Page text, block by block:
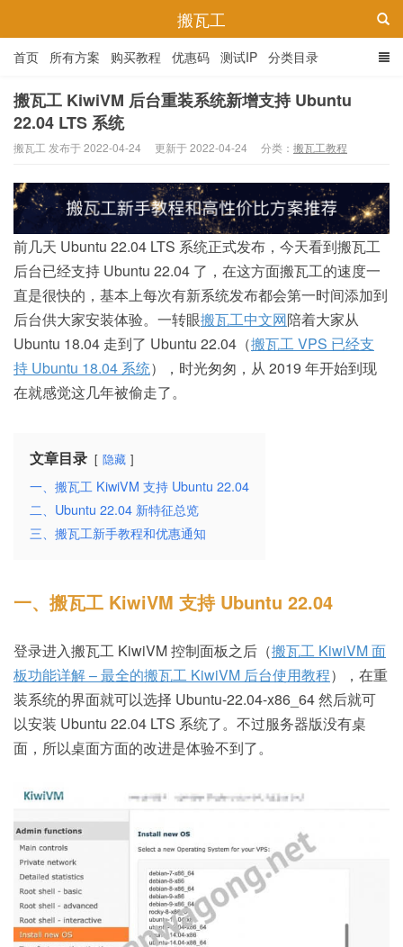
搬瓦工
首页 所有方案 购买教程 优惠码 测试IP 分类目录
搬瓦工 KiwiVM 后台重装系统新增支持 Ubuntu
22.04 LTS 系统
搬瓦工 发布于 2022-04-24 更新于 2022-04-24 分类： 搬瓦工教程
前几天 Ubuntu 22.04 LTS 系统正式发布，今天看到搬瓦工
后台已经支持 Ubuntu 22.04 了，在这方面搬瓦工的速度一
直是很快的，基本上每次有新系统发布都会第一时间添加到
后台供大家安装体验。一转眼搬瓦工中文网陪着大家从
Ubuntu 18.04 走到了 Ubuntu 22.04（搬瓦工 VPS 已经支
持 Ubuntu 18.04 系统），时光匆匆，从 2019 年开始到现
在就感觉这几年被偷走了。
文章目录 隐藏
一、搬瓦工 KiwiVM 支持 Ubuntu 22.04
二、Ubuntu 22.04 新特征总览
三、搬瓦工新手教程和优惠通知
一、搬瓦工 KiwiVM 支持 Ubuntu 22.04
登录进入搬瓦工 KiwiVM 控制面板之后（搬瓦工 KiwiVM 面
板功能详解 – 最全的搬瓦工 KiwiVM 后台使用教程），在重
装系统的界面就可以选择 Ubuntu-22.04-x86_64 然后就可
以安装 Ubuntu 22.04 LTS 系统了。不过服务器版没有桌
面，所以桌面方面的改进是体验不到了。